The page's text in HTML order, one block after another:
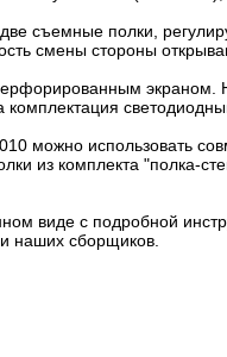
съемные полки,
смены стороны
комплектация
можно использовать
из комплекта "полка-
виде с подробной
наших сборщиков.